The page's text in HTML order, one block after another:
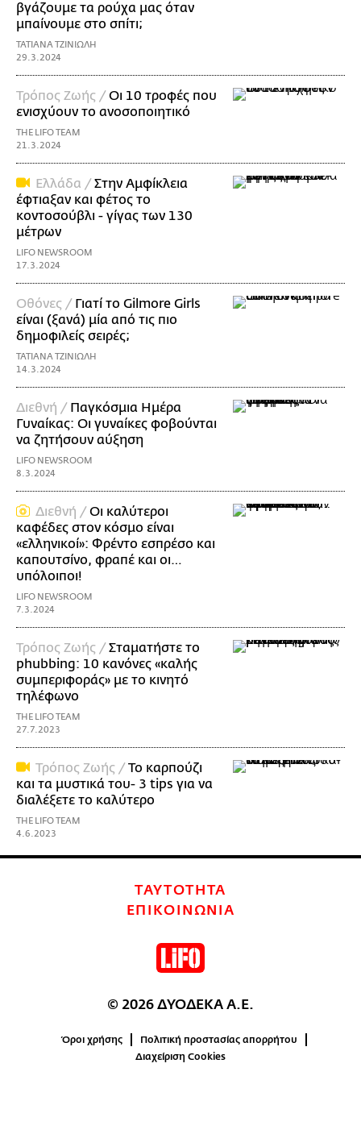
βγάζουμε τα ρούχα μας όταν
μπαίνουμε στο σπίτι;
ΤΑΤΙΑΝΑ ΤΖΙΝΙΩΛΗ
29.3.2024
Τρόπος Ζωής /Οι 10 τροφές που
ενισχύουν το ανοσοποιητικό
THE LIFO TEAM
21.3.2024
Ελλάδα /Στην Αμφίκλεια
έφτιαξαν και φέτος το
κοντοσούβλι - γίγας των 130
μέτρων
LIFO NEWSROOM
17.3.2024
Οθόνες / Γιατί το Gilmore Girls
είναι (ξανά) μία από τις πιο
δημοφιλείς σειρές;
ΤΑΤΙΑΝΑ ΤΖΙΝΙΩΛΗ
14.3.2024
Διεθνή / Παγκόσμια Ημέρα
Γυναίκας: Οι γυναίκες φοβούνται
να ζητήσουν αύξηση
LIFO NEWSROOM
8.3.2024
Διεθνή /Οι καλύτεροι
καφέδες στον κόσμο είναι
«ελληνικοί»: Φρέντο εσπρέσο και
καπουτσίνο, φραπέ και οι…
υπόλοιποι!
LIFO NEWSROOM
7.3.2024
Τρόπος Ζωής /Σταματήστε το
phubbing: 10 κανόνες «καλής
συμπεριφοράς» με το κινητό
τηλέφωνο
THE LIFO TEAM
27.7.2023
Τρόπος Ζωής /Το καρπούζι
και τα μυστικά του- 3 tips για να
διαλέξετε το καλύτερο
THE LIFO TEAM
4.6.2023
ΤΑΥΤΟΤΗΤΑ
ΕΠΙΚΟΙΝΩΝΙΑ
© 2026 ΔΥΟΔΕΚΑ Α.Ε.
Όροι χρήσης
Πολιτική προστασίας απορρήτου
Διαχείριση Cookies